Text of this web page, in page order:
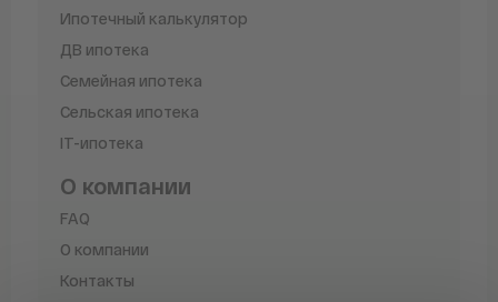
Ипотечный калькулятор
ДВ ипотека
Семейная ипотека
Сельская ипотека
IT-ипотека
О компании
FAQ
О компании
Контакты